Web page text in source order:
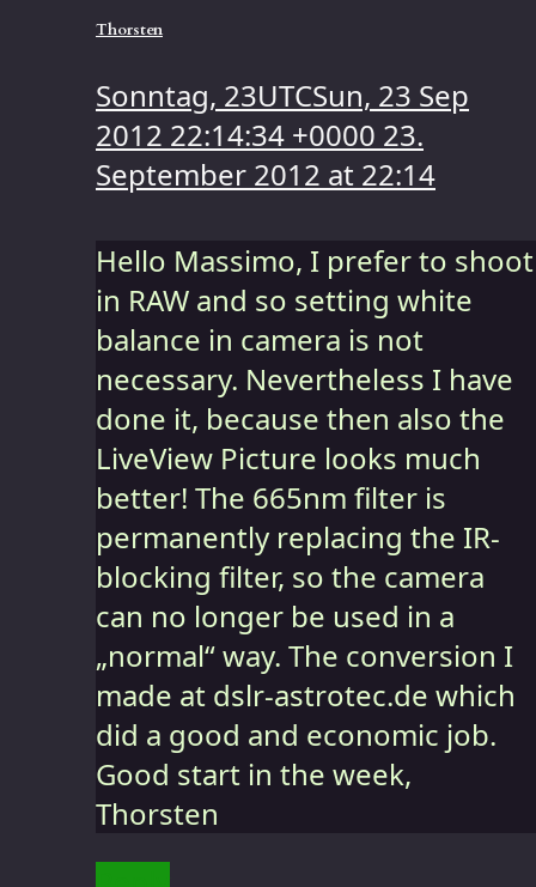
Thorsten
Sonntag, 23UTCSun, 23 Sep
2012 22:14:34 +0000 23.
September 2012 at 22:14
Hello Massimo, I prefer to shoot
in RAW and so setting white
balance in camera is not
necessary. Nevertheless I have
done it, because then also the
LiveView Picture looks much
better! The 665nm filter is
permanently replacing the IR-
blocking filter, so the camera
can no longer be used in a
„normal“ way. The conversion I
made at dslr-astrotec.de which
did a good and economic job.
Good start in the week,
Thorsten